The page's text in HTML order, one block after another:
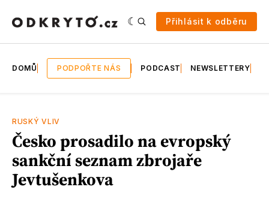
Přihlásit k odběru
DOMŮ PODPOŘTE NÁS PODCAST NEWSLETTERY
RUSKÝ VLIV
Česko prosadilo na evropský
sankční seznam zbrojaře
Jevtušenkova